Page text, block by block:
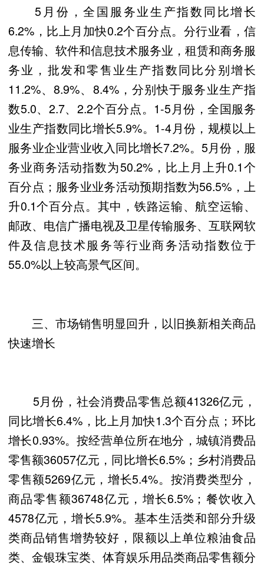
5月份，全国服务业生产指数同比增长
6.2%，比上月加快0.2个百分点。分行业看，信
息传输、软件和信息技术服务业，租赁和商务服
务业，批发和零售业生产指数同比分别增长
11.2%、8.9%、8.4%，分别快于服务业生产指
数5.0、2.7、2.2个百分点。1-5月份，全国服务
业生产指数同比增长5.9%。1-4月份，规模以上
服务业企业营业收入同比增长7.2%。5月份，服
务业商务活动指数为50.2%，比上月上升0.1个
百分点；服务业业务活动预期指数为56.5%，上
升0.1个百分点。其中，铁路运输、航空运输、
邮政、电信广播电视及卫星传输服务、互联网软
件及信息技术服务等行业商务活动指数位于
55.0%以上较高景气区间。
三、市场销售明显回升，以旧换新相关商品
快速增长
5月份，社会消费品零售总额41326亿元，
同比增长6.4%，比上月加快1.3个百分点；环比
增长0.93%。按经营单位所在地分，城镇消费品
零售额36057亿元，同比增长6.5%；乡村消费品
零售额5269亿元，增长5.4%。按消费类型分，
商品零售额36748亿元，增长6.5%；餐饮收入
4578亿元，增长5.9%。基本生活类和部分升级
类商品销售增势较好，限额以上单位粮油食品
类、金银珠宝类、体育娱乐用品类商品零售额分